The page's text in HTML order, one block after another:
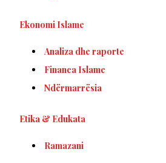
Ekonomi Islame
Analiza dhe raporte
Financa Islame
Ndërmarrësia
Etika & Edukata
Ramazani